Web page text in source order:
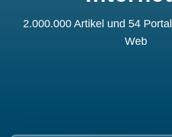
2.000.000 Artikel und 54
Web